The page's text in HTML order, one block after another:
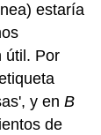
estaría
útil. Por
y enB
de